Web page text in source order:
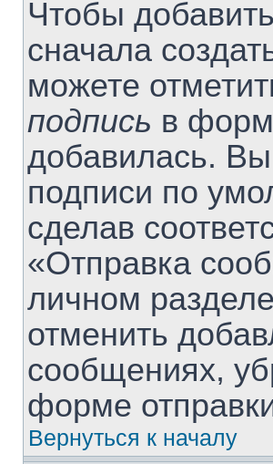
Чтобы
сначала
можете
подпись в
добавилась.
подписи по
сделав
«Отправка
личном
отменить
сообщениях,
форме
Вернуться к началу